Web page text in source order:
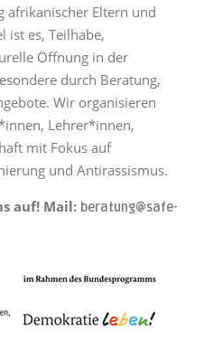
afrikanischer Eltern und
ist es, Teilhabe,
Öffnung in der
durch Beratung,
Wir organisieren
Lehrer*innen,
mit Fokus auf
und Antirassismus.
auf! Mail: beratung@safe-